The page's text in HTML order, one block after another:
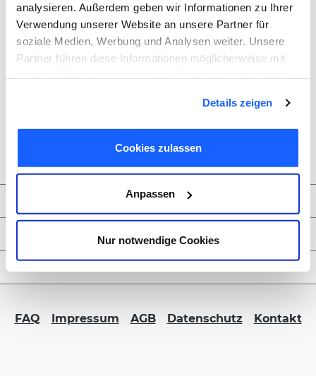
analysieren. Außerdem geben wir Informationen zu Ihrer
Verwendung unserer Website an unsere Partner für
soziale Medien, Werbung und Analysen weiter. Unsere
Partner führen diese Informationen möglicherweise mit
gesammelt haben. Sie geben Einwilligung zu unseren
Cookies, wenn Sie unsere Webseite weiterhin nutzen.
Details zeigen
Cookies zulassen
Anpassen
Nur notwendige Cookies
Zahlungsmöglichkeiten
Service & Kontakt
FORMBLITZ B2B
FAQ Impressum AGB Datenschutz Kontakt